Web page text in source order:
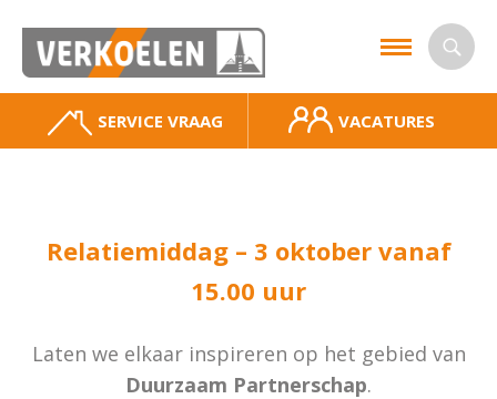
SERVICE VRAAG VACATURES
Relatiemiddag – 3 oktober vanaf
15.00 uur
Laten we elkaar inspireren op het gebied van
Duurzaam Partnerschap.